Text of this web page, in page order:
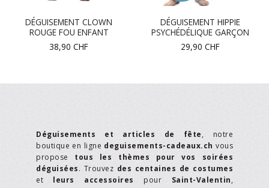
DÉGUISEMENT CLOWN
ROUGE FOU ENFANT
38,90 CHF
DÉGUISEMENT HIPPIE
PSYCHÉDÉLIQUE GARÇON
29,90 CHF
Déguisements et articles de fête, notre
boutique en ligne deguisements-cadeaux.ch vous
propose tous les thèmes pour vos soirées
déguisées. Trouvez des centaines de costumes
et leurs accessoires pour Saint-Valentin,